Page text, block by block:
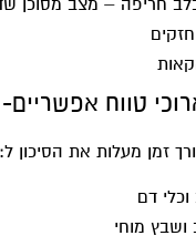
חריפה – מצב מסוכן
זמן מעלות את הסיכון ל:
דם
מוחי